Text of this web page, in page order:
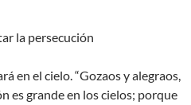
la persecución
en el cielo. “Gozaos y alegraos,
es grande en los cielos; porque